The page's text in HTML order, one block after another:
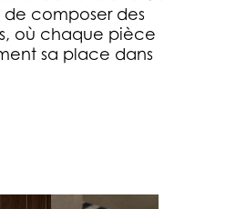
composer des
où chaque pièce
sa place dans